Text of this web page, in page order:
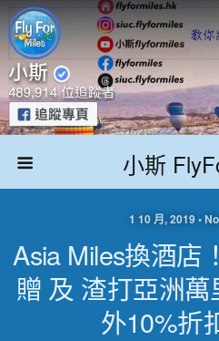
小斯
1 10 月, 2019 •
Asia Miles換酒店
贈 及 渣打亞洲
外10%折